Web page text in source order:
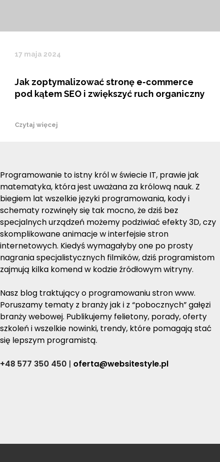
17 maja 2024
Jak zoptymalizować stronę e-commerce
pod kątem SEO i zwiększyć ruch organiczny
Czytaj więcej
Programowanie to istny król w świecie IT, prawie jak
matematyka, która jest uważana za królową nauk. Z
biegiem lat wszelkie języki programowania, kody i
schematy rozwinęły się tak mocno, że dziś bez
specjalnych urządzeń możemy podziwiać efekty 3D, czy
skomplikowane animacje w interfejsie stron
internetowych. Kiedyś wymagałyby one po prosty
nagrania specjalistycznych filmików, dziś programistom
zajmują kilka komend w kodzie źródłowym witryny.
Nasz blog traktujący o programowaniu stron www.
Poruszamy tematy z branży jak i z “pobocznych” gałęzi
branży webowej. Publikujemy felietony, porady, oferty
szkoleń i wszelkie nowinki, trendy, które pomagają stać
się lepszym programistą.
+48 577 350 450 | oferta@websitestyle.pl